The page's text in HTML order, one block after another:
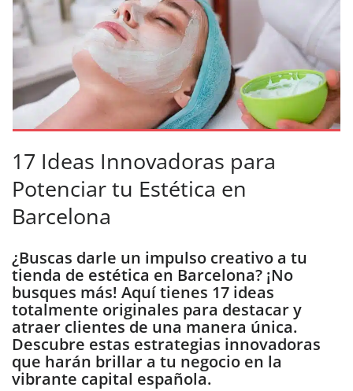
17 Ideas Innovadoras para
Potenciar tu Estética en
Barcelona
¿Buscas darle un impulso creativo a tu
tienda de estética en Barcelona? ¡No
busques más! Aquí tienes 17 ideas
totalmente originales para destacar y
atraer clientes de una manera única.
Descubre estas estrategias innovadoras
que harán brillar a tu negocio en la
vibrante capital española.